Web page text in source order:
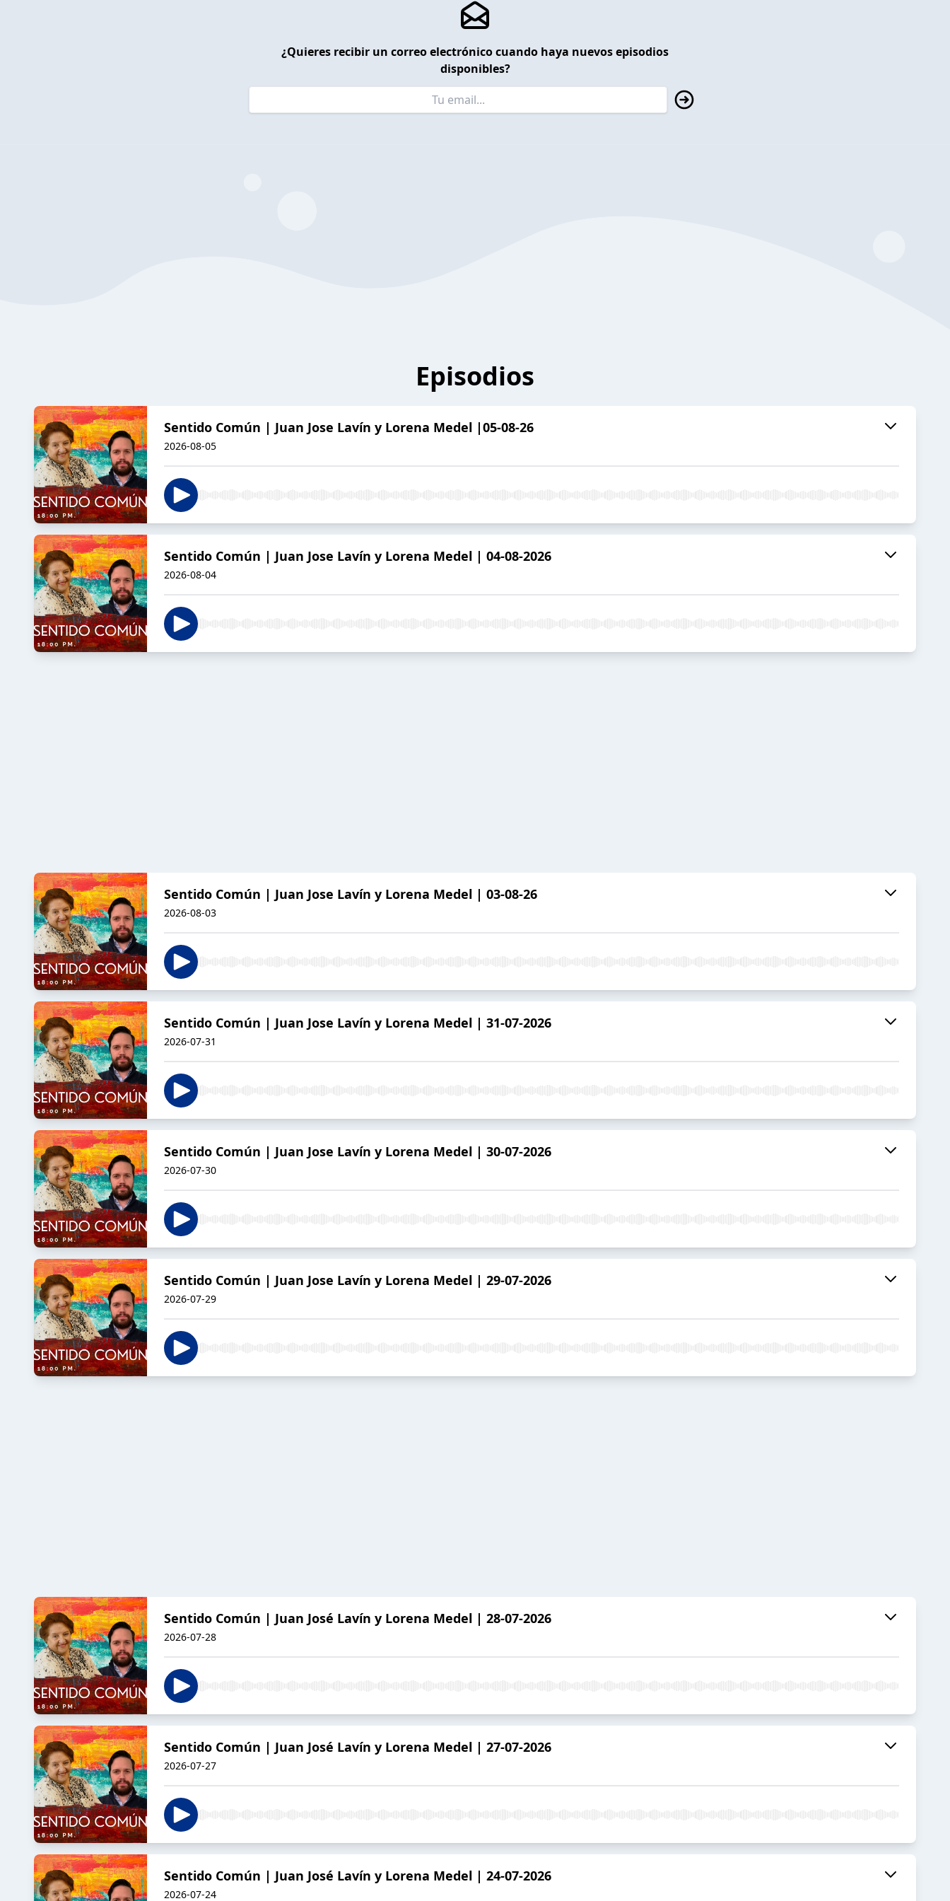
¿Quieres recibir un correo electrónico cuando haya nuevos episodios
disponibles?
Episodios
Sentido Común | Juan Jose Lavín y Lorena Medel |05-08-26
2026-08-05
Sentido Común | Juan Jose Lavín y Lorena Medel | 04-08-2026
2026-08-04
Sentido Común | Juan Jose Lavín y Lorena Medel | 03-08-26
2026-08-03
Sentido Común | Juan Jose Lavín y Lorena Medel | 31-07-2026
2026-07-31
Sentido Común | Juan Jose Lavín y Lorena Medel | 30-07-2026
2026-07-30
Sentido Común | Juan Jose Lavín y Lorena Medel | 29-07-2026
2026-07-29
Sentido Común | Juan José Lavín y Lorena Medel | 28-07-2026
2026-07-28
Sentido Común | Juan José Lavín y Lorena Medel | 27-07-2026
2026-07-27
Sentido Común | Juan José Lavín y Lorena Medel | 24-07-2026
2026-07-24